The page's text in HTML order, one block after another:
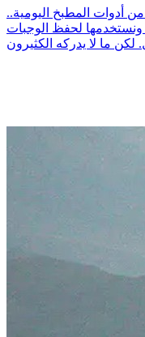
من أدوات المطبخ اليومية..
ونستخدمها لحفظ الوجبات